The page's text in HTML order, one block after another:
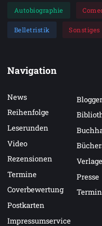
Autobiographie
Belletristik Sonstiges
Navigation
News
Reihenfolge
Leserunden
Video
Rezensionen
Termine
Coverbewertung
Postkarten
Impressumservice
Blogger
Verlage
Presse